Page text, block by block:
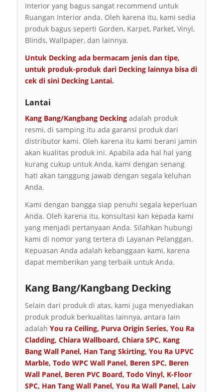
Interior yang bagus sangat recommend untuk
Ruangan Interior anda. Oleh karena itu, kami sedia
produk bagus seperti Gorden, Karpet, Parket, Vinyl,
Blinds, Wallpaper, dan lainnya.
Untuk Decking ada bermacam jenis dan tipe,
untuk produk-produk dari Decking lainnya bisa di
cek di sini Decking Lantai.
Lantai
Kang Bang/Kangbang Decking adalah produk
resmi, di samping itu ada garansi produk dari
distributor kami. Oleh karena itu kami berani jamin
akan kualitas produk ini. Apabila ada hal hal yang
kurang cukup untuk Anda, kami dengan senang
hati akan tanggung jawab dengan segala keluhan
Anda.
Kami dengan bangga siap penuhi segala keperluan
Anda. Oleh karena itu, konsultasi kan kepada kami
yang menjadi pertanyaan Anda. Silahkan hubungi
kami di nomor yang tertera di Layanan Pelanggan.
Kepuasan Anda adalah kebanggaan kami, karena
dapat memberikan yang terbaik untuk Anda.
Kang Bang/Kangbang Decking
Selain dari produk di atas, kami juga menyediakan
produk produk berkualitas lainnya, antara lain
adalah You ra Ceiling, Purva Origin Series, You Ra
Cladding, Chiara Wallboard, Chiara SPC, Kang
Bang Wall Panel, Han Tang Skirting, You Ra UPVC
Marble, Todo WPC Wall Panel, Beren SPC, Beren
Wall Panel, Beren PVC Board, Todo Vinyl, K-Floor
SPC, Han Tang Wall Panel, You Ra Wall Panel, Laiv